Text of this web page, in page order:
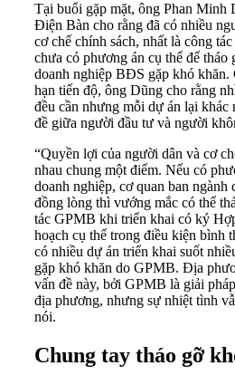
Tại buổi gặp mặt, ông Phan
Điện Bàn cho rằng đã có nhiều
cơ chế chính sách, nhất là công
chưa có phương án cụ thể để tháo
doanh nghiệp BĐS gặp khó khăn.
hạn tiến độ, ông Dũng cho rằng
đều cần nhưng mỗi dự án lại khác
đề giữa người đầu tư và người
“Quyền lợi của người dân và cơ
nhau chung một điểm. Nếu có
doanh nghiệp, cơ quan ban ngành
đồng lòng thì vướng mắc có thể
tác GPMB khi triển khai có ký
hoạch cụ thể trong điều kiện bình
có nhiều dự án triển khai suốt
gặp khó khăn do GPMB. Địa
vấn đề này, bởi GPMB là giải
địa phương, nhưng sự nhiệt tình
nói.
Chung tay tháo gỡ